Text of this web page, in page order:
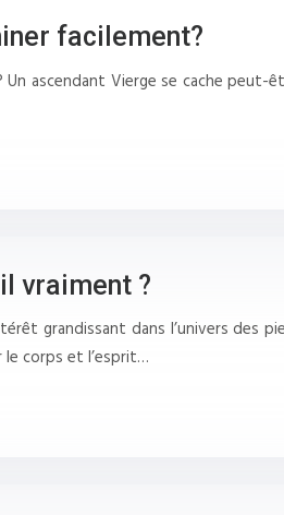
facilement?
ascendant Vierge se cache
vraiment ?
grandissant dans l’univers des
corps et l’esprit…